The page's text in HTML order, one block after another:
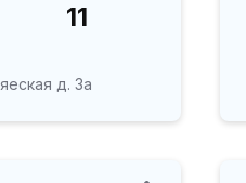
11
д. 3а